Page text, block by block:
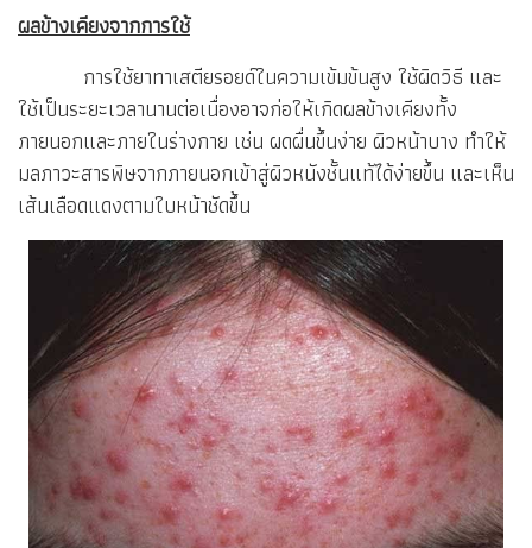
ผลข้างเคียงจากการใช้
การใช้ยาทาเสตียรอยด์ในความเข้มข้นสูง ใช้ผิดวิธี และ
ใช้เป็นระยะเวลานานต่อเนื่องอาจก่อให้เกิดผลข้างเคียงทั้ง
ภายนอกและภายในร่างกาย เช่น ผดผื่นขึ้นง่าย ผิวหน้าบาง ทำให้
มลภาวะสารพิษจากภายนอกเข้าสู่ผิวหนังชั้นแท้ได้ง่ายขึ้น และเห็น
เส้นเลือดแดงตามใบหน้าชัดขึ้น